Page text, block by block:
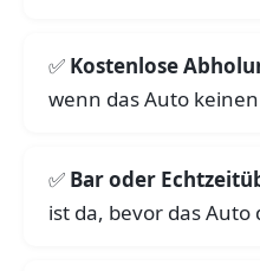
Kostenlose
wenn das Auto
Bar oder
ist da, bevor das